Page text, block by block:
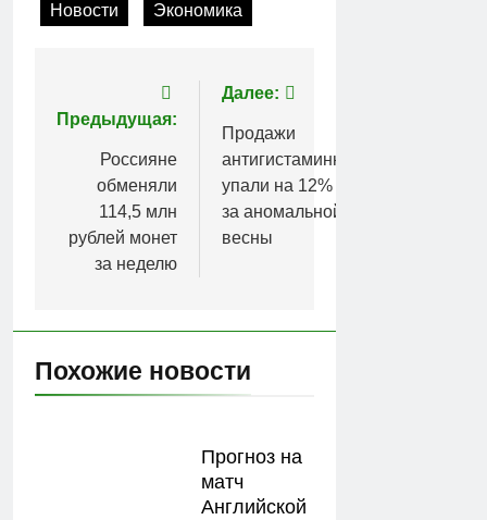
Новости Экономика
Навигация
по
записям
Предыдущая:
Россияне
обменяли
114,5 млн
рублей монет
за неделю
Далее:
Продажи
антигистаминных
упали на 12% из-
за аномальной
весны
Похожие новости
Прогноз на
матч
Английской